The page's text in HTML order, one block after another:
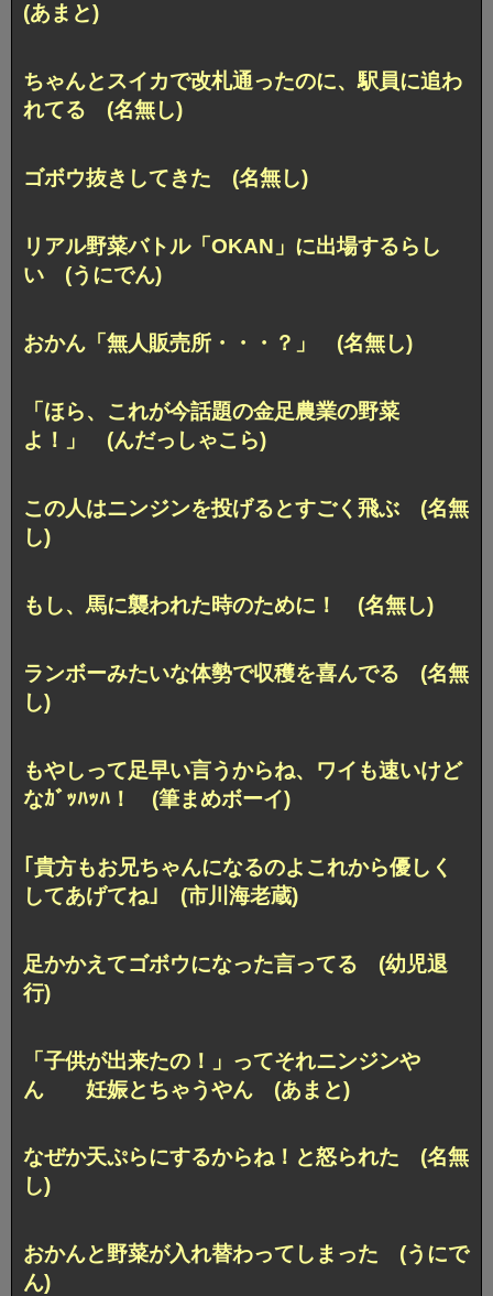
(あまと)
ちゃんとスイカで改札通ったのに、駅員に追わ
れてる (名無し)
ゴボウ抜きしてきた (名無し)
リアル野菜バトル「OKAN」に出場するらし
い (うにでん)
おかん「無人販売所・・・？」 (名無し)
「ほら、これが今話題の金足農業の野菜
よ！」 (んだっしゃこら)
この人はニンジンを投げるとすごく飛ぶ (名無
し)
もし、馬に襲われた時のために！ (名無し)
ランボーみたいな体勢で収穫を喜んでる (名無
し)
もやしって足早い言うからね、ワイも速いけど
なｶﾞｯﾊｯﾊ！ (筆まめボーイ)
｢貴方もお兄ちゃんになるのよこれから優しく
してあげてね｣ (市川海老蔵)
足かかえてゴボウになった言ってる (幼児退
行)
「子供が出来たの！」ってそれニンジンや
ん 妊娠とちゃうやん (あまと)
なぜか天ぷらにするからね！と怒られた (名無
し)
おかんと野菜が入れ替わってしまった (うにで
ん)